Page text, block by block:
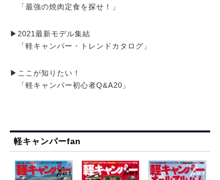
「最強の焼肉定食を探せ！」
▶2021最新モデル集結
「軽キャンパー・トレンドカタログ」
▶ここが知りたい！
「軽キャンパー初心者Q&A20」
軽キャンパーfan